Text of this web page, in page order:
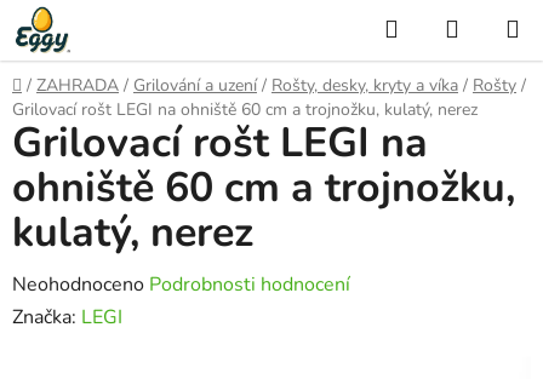
Přejít
na
obsah
Hledat
KOŠÍK
Domů
/ ZAHRADA / Grilování a uzení / Rošty, desky, kryty a víka / Rošty /
Grilovací rošt LEGI na ohniště 60 cm a trojnožku, kulatý, nerez
Grilovací rošt LEGI na
ohniště 60 cm a trojnožku,
kulatý, nerez
Průměrné
hodnocení
Neohodnoceno Podrobnosti hodnocení
Značka: LEGI